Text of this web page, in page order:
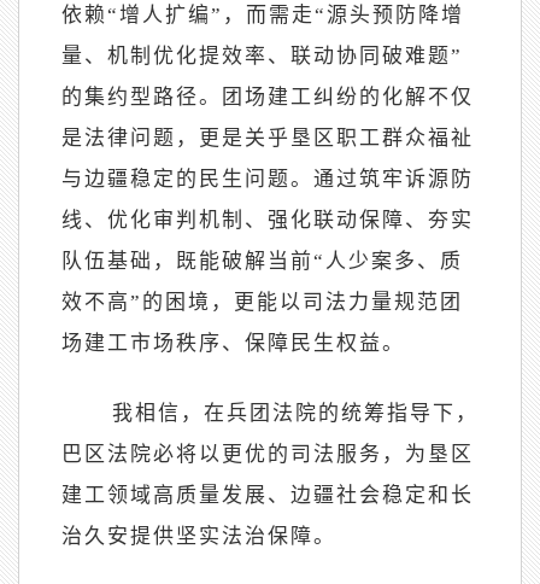
依赖“增人扩编”，而需走“源头预防降增
量、机制优化提效率、联动协同破难题”
的集约型路径。团场建工纠纷的化解不仅
是法律问题，更是关乎垦区职工群众福祉
与边疆稳定的民生问题。通过筑牢诉源防
线、优化审判机制、强化联动保障、夯实
队伍基础，既能破解当前“人少案多、质
效不高”的困境，更能以司法力量规范团
场建工市场秩序、保障民生权益。
我相信，在兵团法院的统筹指导下，
巴区法院必将以更优的司法服务，为垦区
建工领域高质量发展、边疆社会稳定和长
治久安提供坚实法治保障。